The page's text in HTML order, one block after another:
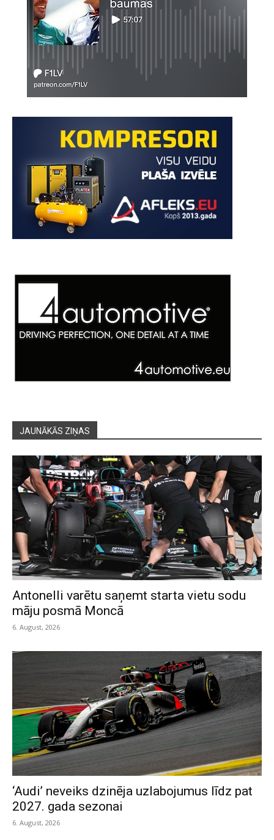
JAUNĀKĀS ZIŅAS
Antonelli varētu saņemt starta vietu sodu
māju posmā Moncā
6. August, 2026
‘Audi’ neveiks dzinēja uzlabojumus līdz pat
2027. gada sezonai
6. August, 2026